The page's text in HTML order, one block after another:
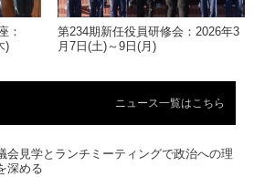
：
)
第234期新任役員研修会：2026年3
月7日(土)～9日(月)
ニュース一覧はこちら
会見学とランチミーティングで政治への理
深める